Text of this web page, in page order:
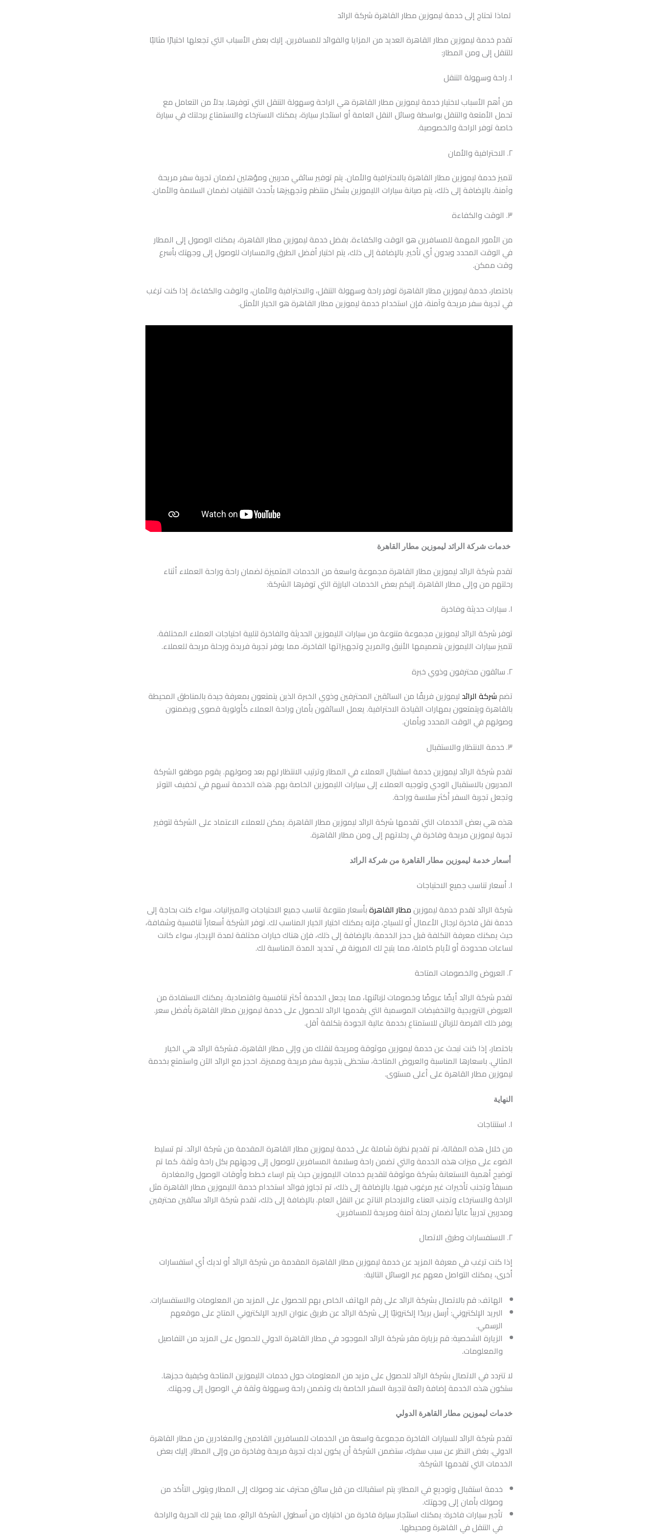
لماذا تحتاج إلى خدمة ليموزين مطار القاهرة شركة الرائد
تقدم خدمة ليموزين مطار القاهرة العديد من المزايا والفوائد للمسافرين. إليك بعض الأسباب التي تجعلها اختيارًا مثاليًا
للتنقل إلى ومن المطار:
١. راحة وسهولة التنقل
من أهم الأسباب لاختيار خدمة ليموزين مطار القاهرة هي الراحة وسهولة التنقل التي توفرها. بدلاً من التعامل مع
تحمل الأمتعة والتنقل بواسطة وسائل النقل العامة أو استئجار سيارة، يمكنك الاسترخاء والاستمتاع برحلتك في سيارة
خاصة توفر الراحة والخصوصية.
٢. الاحترافية والأمان
تتميز خدمة ليموزين مطار القاهرة بالاحترافية والأمان. يتم توفير سائقي مدربين ومؤهلين لضمان تجربة سفر مريحة
وآمنة. بالإضافة إلى ذلك، يتم صيانة سيارات الليموزين بشكل منتظم وتجهيزها بأحدث التقنيات لضمان السلامة والأمان.
٣. الوقت والكفاءة
من الأمور المهمة للمسافرين هو الوقت والكفاءة. بفضل خدمة ليموزين مطار القاهرة، يمكنك الوصول إلى المطار
في الوقت المحدد وبدون أي تأخير. بالإضافة إلى ذلك، يتم اختيار أفضل الطرق والمسارات للوصول إلى وجهتك بأسرع
وقت ممكن.
باختصار، خدمة ليموزين مطار القاهرة توفر راحة وسهولة التنقل، والاحترافية والأمان، والوقت والكفاءة. إذا كنت ترغب
في تجربة سفر مريحة وآمنة، فإن استخدام خدمة ليموزين مطار القاهرة هو الخيار الأمثل.
خدمات شركة الرائد ليموزين مطار القاهرة
تقدم شركة الرائد ليموزين مطار القاهرة مجموعة واسعة من الخدمات المتميزة لضمان راحة وراحة العملاء أثناء
رحلتهم من وإلى مطار القاهرة. إليكم بعض الخدمات البارزة التي توفرها الشركة:
١. سيارات حديثة وفاخرة
توفر شركة الرائد ليموزين مجموعة متنوعة من سيارات الليموزين الحديثة والفاخرة لتلبية احتياجات العملاء المختلفة.
تتميز سيارات الليموزين بتصميمها الأنيق والمريح وتجهيزاتها الفاخرة، مما يوفر تجربة فريدة ورحلة مريحة للعملاء.
٢. سائقون محترفون وذوي خبرة
تضمشركة الرائد ليموزين فريقًا من السائقين المحترفين وذوي الخبرة الذين يتمتعون بمعرفة جيدة بالمناطق المحيطة
بالقاهرة ويتمتعون بمهارات القيادة الاحترافية. يعمل السائقون بأمان وراحة العملاء كأولوية قصوى ويضمنون
وصولهم في الوقت المحدد وبأمان.
٣. خدمة الانتظار والاستقبال
تقدم شركة الرائد ليموزين خدمة استقبال العملاء في المطار وترتيب الانتظار لهم بعد وصولهم. يقوم موظفو الشركة
المدربون بالاستقبال الودي وتوجيه العملاء إلى سيارات الليموزين الخاصة بهم. هذه الخدمة تسهم في تخفيف التوتر
وتجعل تجربة السفر أكثر سلاسة وراحة.
هذه هي بعض الخدمات التي تقدمها شركة الرائد ليموزين مطار القاهرة. يمكن للعملاء الاعتماد على الشركة لتوفير
تجربة ليموزين مريحة وفاخرة في رحلاتهم إلى ومن مطار القاهرة.
أسعار خدمة ليموزين مطار القاهرة من شركة الرائد
١. أسعار تناسب جميع الاحتياجات
شركة الرائد تقدم خدمة ليموزينمطار القاهرةبأسعار متنوعة تناسب جميع الاحتياجات والميزانيات. سواء كنت بحاجة إلى
خدمة نقل فاخرة لرجال الأعمال أو للسياح، فإنه يمكنك اختيار الخيار المناسب لك. توفر الشركة أسعاراً تنافسية وشفافة،
حيث يمكنك معرفة التكلفة قبل حجز الخدمة. بالإضافة إلى ذلك، فإن هناك خيارات مختلفة لمدة الإيجار، سواء كانت
لساعات محدودة أو لأيام كاملة، مما يتيح لك المرونة في تحديد المدة المناسبة لك.
٢. العروض والخصومات المتاحة
تقدم شركة الرائد أيضًا عروضًا وخصومات لزبائنها، مما يجعل الخدمة أكثر تنافسية واقتصادية. يمكنك الاستفادة من
العروض الترويجية والتخفيضات الموسمية التي يقدمها الرائد للحصول على خدمة ليموزين مطار القاهرة بأفضل سعر.
يوفر ذلك الفرصة للزبائن للاستمتاع بخدمة عالية الجودة بتكلفة أقل.
باختصار، إذا كنت تبحث عن خدمة ليموزين موثوقة ومريحة لنقلك من وإلى مطار القاهرة، فشركة الرائد هي الخيار
المثالي. باسعارها المناسبة والعروض المتاحة، ستحظى بتجربة سفر مريحة ومميزة. احجز مع الرائد الآن واستمتع بخدمة
ليموزين مطار القاهرة على أعلى مستوى.
النهاية
١. استنتاجات
من خلال هذه المقالة، تم تقديم نظرة شاملة على خدمة ليموزين مطار القاهرة المقدمة من شركة الرائد. تم تسليط
الضوء على ميزات هذه الخدمة والتي تضمن راحة وسلامة المسافرين للوصول إلى وجهتهم بكل راحة وثقة. كما تم
توضيح أهمية الاستعانة بشركة موثوقة لتقديم خدمات الليموزين حيث يتم ارساء خطط وأوقات الوصول والمغادرة
مسبقاً وتجنب تأخيرات غير مرغوب فيها. بالإضافة إلى ذلك، تم تجاوز فوائد استخدام خدمة الليموزين مطار القاهرة مثل
الراحة والاسترخاء وتجنب العناء والازدحام الناتج عن النقل العام. بالإضافة إلى ذلك، تقدم شركة الرائد سائقين محترفين
ومدربين تدريباً عالياً لضمان رحلة آمنة ومريحة للمسافرين.
٢. الاستفسارات وطرق الاتصال
إذا كنت ترغب في معرفة المزيد عن خدمة ليموزين مطار القاهرة المقدمة من شركة الرائد أو لديك أي استفسارات
أخرى، يمكنك التواصل معهم عبر الوسائل التالية:
الهاتف: قم بالاتصال بشركة الرائد على رقم الهاتف الخاص بهم للحصول على المزيد من المعلومات والاستفسارات.
البريد الإلكتروني: أرسل بريدًا إلكترونيًا إلى شركة الرائد عن طريق عنوان البريد الإلكتروني المتاح على موقعهم
الرسمي.
الزيارة الشخصية: قم بزيارة مقر شركة الرائد الموجود في مطار القاهرة الدولي للحصول على المزيد من التفاصيل
والمعلومات.
لا تتردد في الاتصال بشركة الرائد للحصول على مزيد من المعلومات حول خدمات الليموزين المتاحة وكيفية حجزها.
ستكون هذه الخدمة إضافة رائعة لتجربة السفر الخاصة بك وتضمن راحة وسهولة وثقة في الوصول إلى وجهتك.
خدمات ليموزين مطار القاهرة الدولي
تقدم شركة الرائد للسيارات الفاخرة مجموعة واسعة من الخدمات للمسافرين القادمين والمغادرين من مطار القاهرة
الدولي. بغض النظر عن سبب سفرك، ستضمن الشركة أن يكون لديك تجربة مريحة وفاخرة من وإلى المطار. إليك بعض
الخدمات التي تقدمها الشركة:
خدمة استقبال وتوديع في المطار: يتم استقبالك من قبل سائق محترف عند وصولك إلى المطار ويتولى التأكد من
وصولك بأمان إلى وجهتك.
تأجير سيارات فاخرة: يمكنك استئجار سيارة فاخرة من اختيارك من أسطول الشركة الرائع، مما يتيح لك الحرية والراحة
في التنقل في القاهرة ومحيطها.